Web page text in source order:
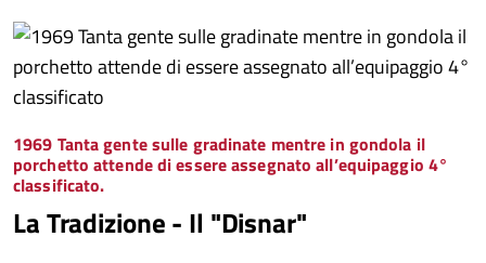
1969 Tanta gente sulle gradinate mentre in gondola il
porchetto attende di essere assegnato all’equipaggio 4°
classificato.
La Tradizione - Il "Disnar"